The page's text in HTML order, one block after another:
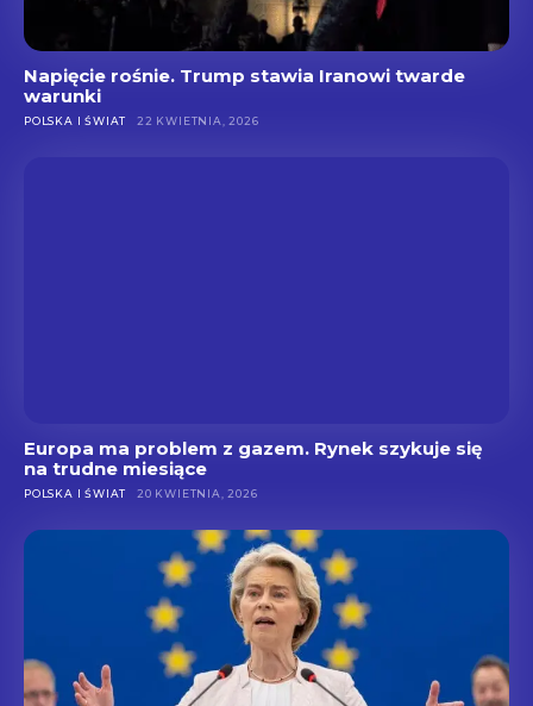
Napięcie rośnie. Trump stawia Iranowi twarde
warunki
POLSKA I ŚWIAT 22 KWIETNIA, 2026
Europa ma problem z gazem. Rynek szykuje się
na trudne miesiące
POLSKA I ŚWIAT 20 KWIETNIA, 2026